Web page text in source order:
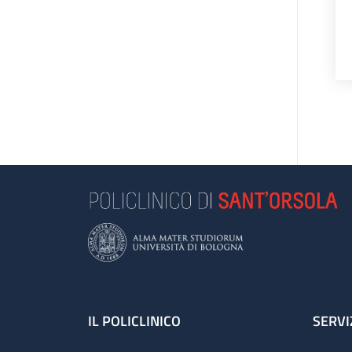
Footer
IL POLICLINICO